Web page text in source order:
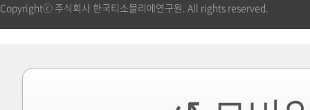
Copyrightⓒ 주식회사 한국티소믈리에연구원. All rights reserved.